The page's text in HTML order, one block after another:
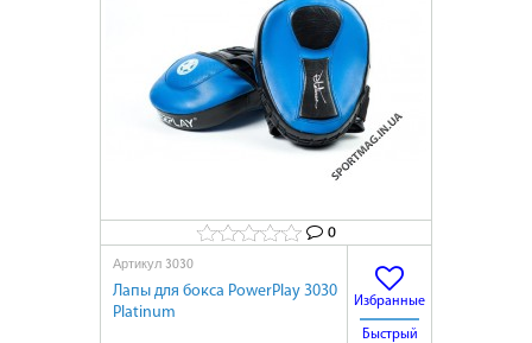
0
Артикул 3030
Лапы для бокса PowerPlay 3030
Platinum
Избранные
Быстрый